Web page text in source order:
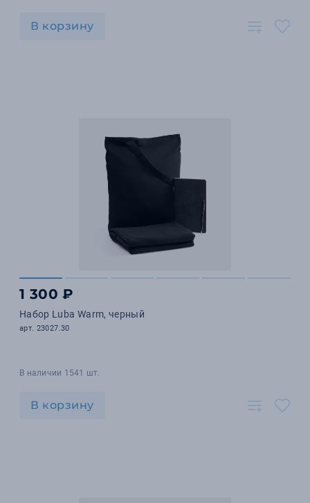
В корзину
1 300 ₽
Набор Luba Warm, черный
арт. 23027.30
В наличии 1541 шт.
В корзину